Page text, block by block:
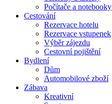
Počítače a notebooky
Cestování
Rezervace hotelu
Rezervace vstupenek
Výběr zájezdu
Cestovní pojištění
Bydlení
Dům
Automobilové zboží
Zábava
Kreativní